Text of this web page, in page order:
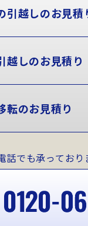
引越しのお見積
越しのお見積り
転のお見積り
話でも承っており